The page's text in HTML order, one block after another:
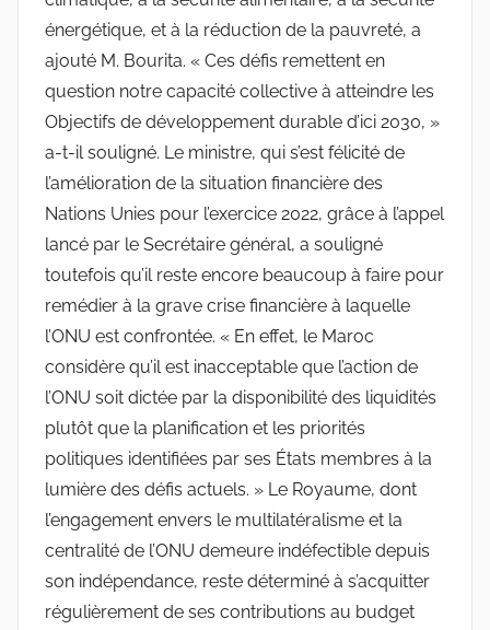
énergétique, et à la réduction de la pauvreté, a
ajouté M. Bourita. « Ces défis remettent en
question notre capacité collective à atteindre les
Objectifs de développement durable d’ici 2030, »
a-t-il souligné. Le ministre, qui s’est félicité de
l’amélioration de la situation financière des
Nations Unies pour l’exercice 2022, grâce à l’appel
lancé par le Secrétaire général, a souligné
toutefois qu’il reste encore beaucoup à faire pour
remédier à la grave crise financière à laquelle
l’ONU est confrontée. « En effet, le Maroc
considère qu’il est inacceptable que l’action de
l’ONU soit dictée par la disponibilité des liquidités
plutôt que la planification et les priorités
politiques identifiées par ses États membres à la
lumière des défis actuels. » Le Royaume, dont
l’engagement envers le multilatéralisme et la
centralité de l’ONU demeure indéfectible depuis
son indépendance, reste déterminé à s’acquitter
régulièrement de ses contributions au budget